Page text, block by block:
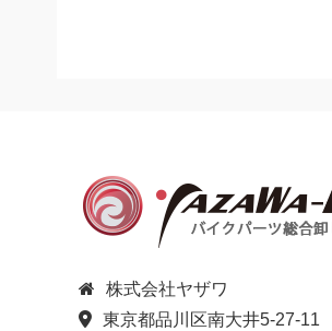
株式会社ヤザワ
東京都品川区南大井5-27-11